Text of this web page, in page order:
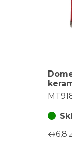
6,8